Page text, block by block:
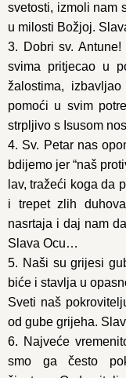
svetosti, izmoli nam
u milosti Božjoj.
3. Dobri sv.
svima pritjecao u
žalostima,
pomoći u svim
strpljivo s Isusom
4. Sv. Petar nas
bdijemo jer “naš
lav, tražeći koga da
i trepet zlih
nasrtaja i daj nam
Slava Ocu…
5. Naši su grijesi
biće i stavlja u
Sveti naš
od gube grijeha.
6. Najveće
smo ga često